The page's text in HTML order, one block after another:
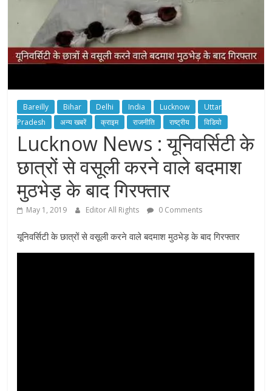
Bareilly Bihar Delhi India Lucknow
Uttar
Pradesh
अन्य खबरें क्राइम राजनीति राष्ट्रीय विडियो
Lucknow News : यूनिवर्सिटी के
छात्रों से वसूली करने वाले बदमाश
मुठभेड़ के बाद गिरफ्तार
May 1, 2019 Editor All Rights 0 Comments
यूनिवर्सिटी के छात्रों से वसूली करने वाले बदमाश मुठभेड़ के बाद गिरफ्तार